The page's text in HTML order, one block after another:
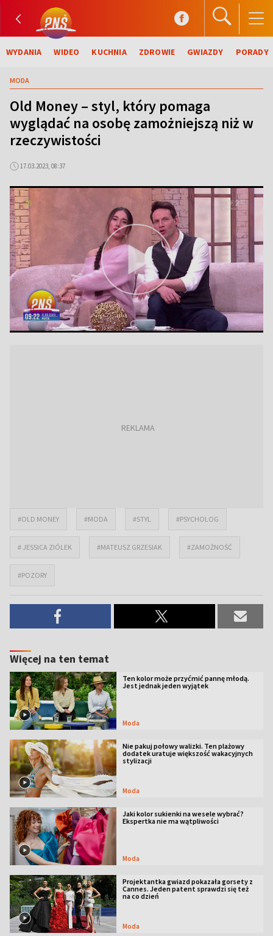
WYDANIA WIDEO KUCHNIA ZDROWIE GWIAZDY PORADY
MODA
Old Money – styl, który pomaga
wyglądać na osobę zamożniejszą niż w
rzeczywistości
17.03.2023, 08:37
#OLD MONEY #MODA #STYL #PSYCHOLOG
# JESSICA ZIÓLEK #MATEUSZ GRZESIAK #ZAMOŻNOŚĆ
#POZORY
Więcej na ten temat
Ten kolor może przyćmić pannę młodą.
Jest jednak jeden wyjątek
Moda
Nie pakuj połowy walizki. Ten plażowy
dodatek uratuje większość wakacyjnych
stylizacji
Moda
Jaki kolor sukienki na wesele wybrać?
Ekspertka nie ma wątpliwości
Moda
Projektantka gwiazd pokazała gorsety z
Cannes. Jeden patent sprawdzi się też
na co dzień
Moda